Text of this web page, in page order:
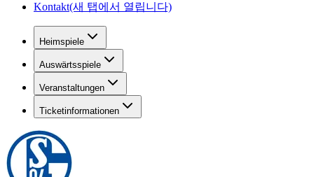
Kontakt(새 탭에서 열립니다)
Heimspiele
Auswärtsspiele
Veranstaltungen
Ticketinformationen